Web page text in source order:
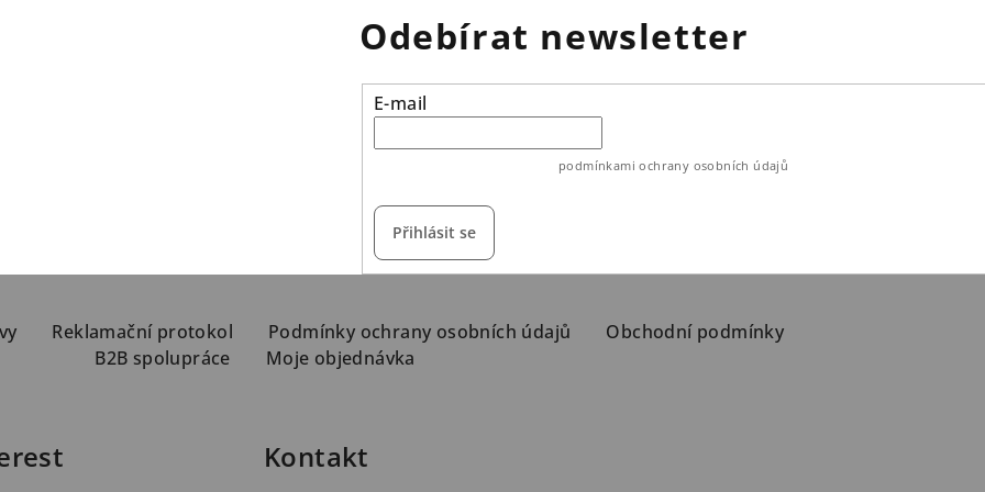
Odebírat newsletter
E-mail
podmínkami ochrany osobních údajů
Přihlásit se
Reklamační protokol Podmínky ochrany osobních údajů
Obchodní podmínky
B2B spolupráce
Moje objednávka
Kontakt